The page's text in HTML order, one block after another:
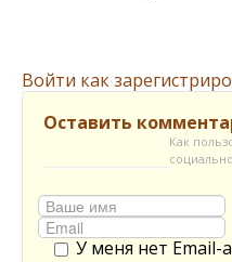
Войти как
Оставить
Как
У меня нет Email-а